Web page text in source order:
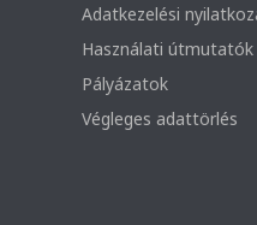
Adatkezelési
Használati útmutatók
Pályázatok
Végleges adattörlés